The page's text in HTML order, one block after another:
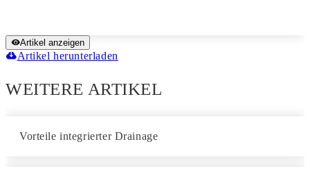
Artikel anzeigen
Artikel herunterladen
WEITERE ARTIKEL
Vorteile integrierter Drainage